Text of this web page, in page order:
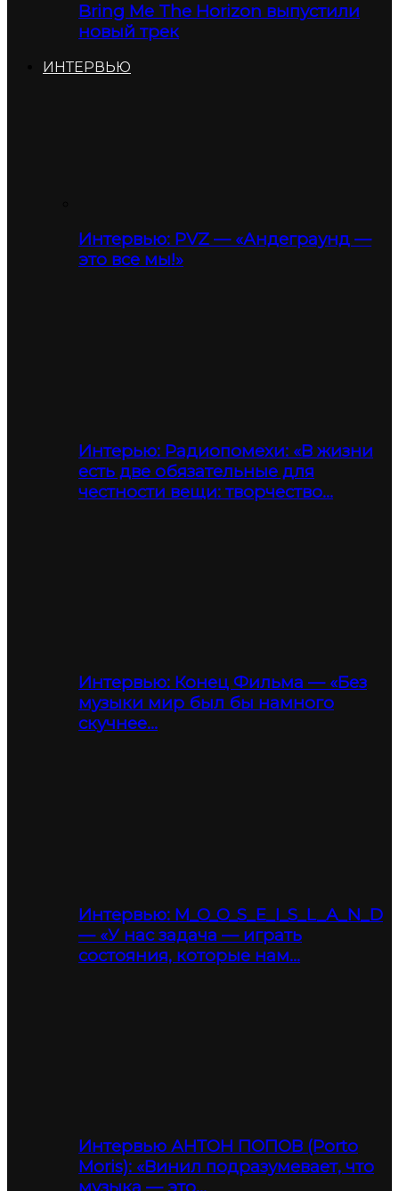
Bring Me The Horizon выпустили
новый трек
ИНТЕРВЬЮ
Интервью: PVZ — «Андеграунд —
это все мы!»
Интерью: Радиопомехи: «В жизни
есть две обязательные для
честности вещи: творчество…
Интервью: Конец Фильма — «Без
музыки мир был бы намного
скучнее…
Интервью: M_O_O_S_E_I_S_L_A_N_D
— «У нас задача — играть
состояния, которые нам…
Интервью АНТОН ПОПОВ (Porto
Moris): «Винил подразумевает, что